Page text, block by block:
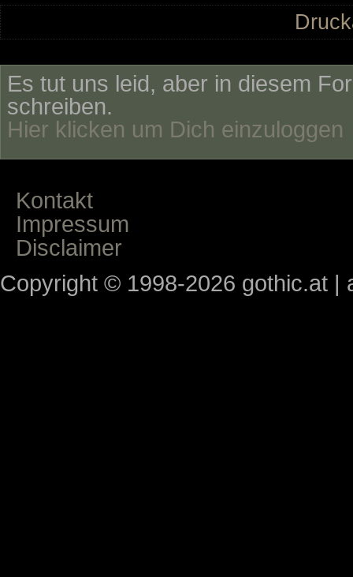
Es tut uns leid, aber in diesem
schreiben.
Hier klicken um Dich einzuloggen
Kontakt
Impressum
Disclaimer
Copyright © 1998-2026 gothic.at |